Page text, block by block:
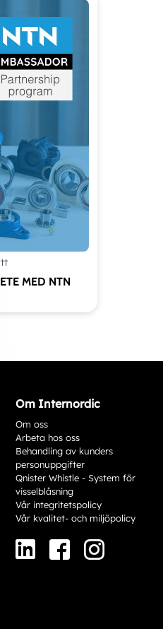
MED NTN
Om Internordic
Om oss
Arbeta hos oss
Behandling av kunders
personuppgifter
Qnister Whistle - System för
visselblåsning
Vår integritetspolicy
Vår kvalitet- och miljöpolicy